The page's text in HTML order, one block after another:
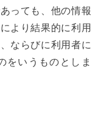
っても、他の情報
より結果的に利用
ならびに利用者に
をいうものとしま